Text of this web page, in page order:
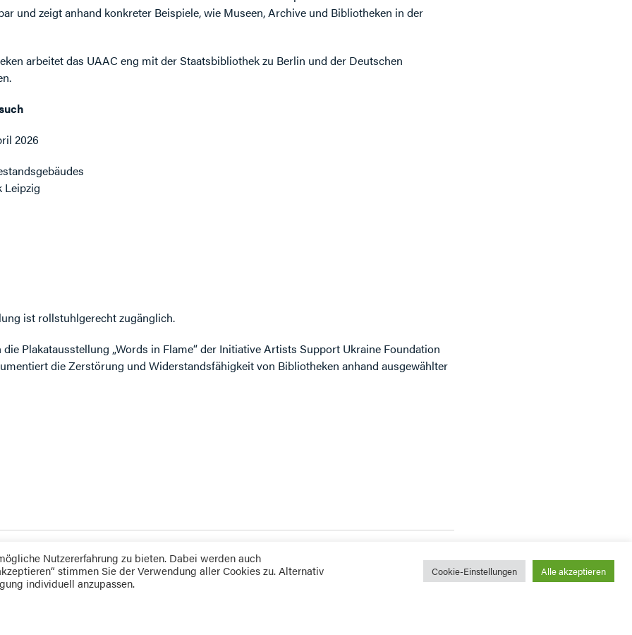
und zeigt anhand konkreter Beispiele, wie Museen, Archive und Bibliotheken in der
arbeitet das UAAC eng mit der Staatsbibliothek zu Berlin und der Deutschen
2026
Leipzig
ist rollstuhlgerecht zugänglich.
Plakatausstellung „Words in Flame“ der Initiative Artists Support Ukraine Foundation
die Zerstörung und Widerstandsfähigkeit von Bibliotheken anhand ausgewählter
Nutzererfahrung zu bieten. Dabei werden auch
stimmen Sie der Verwendung aller Cookies zu. Alternativ
individuell anzupassen.
Cookie-Einstellungen Alle akzeptieren